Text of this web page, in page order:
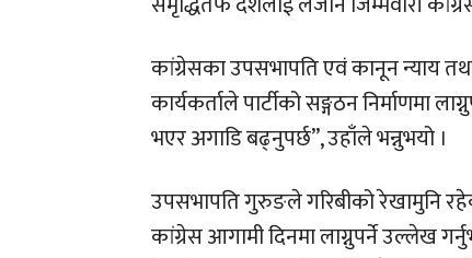
कांग्रेसका उपसभापति एवं कानून न्याय
कार्यकर्ताले पार्टीको सङ्गठन निर्माणमा
भएर अगाडि बढ्नुपर्छ”, उहाँले भन्नुभयो ।
उपसभापति गुरुङले गरिबीको रेखामुनि
कांग्रेस आगामी दिनमा लाग्नुपर्ने उल्लेख